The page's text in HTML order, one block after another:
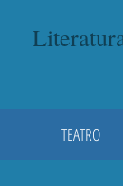
TEATRO